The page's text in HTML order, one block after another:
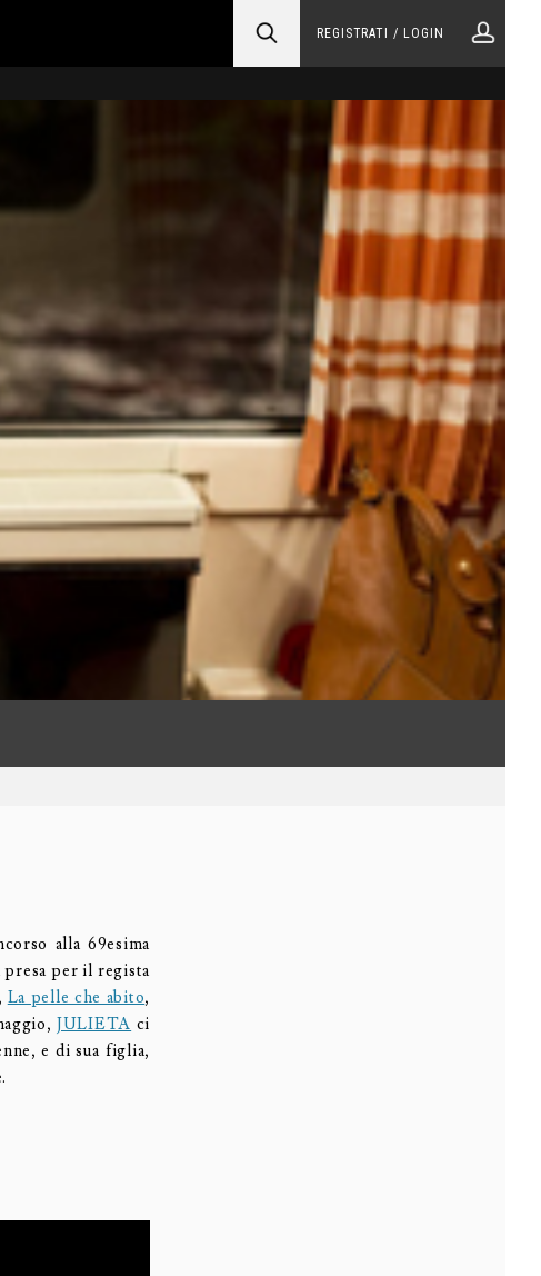
REGISTRATI / LOGIN
alla 69esima
presa per il regista
La pelle che abito,
JULIETA ci
e di sua figlia,